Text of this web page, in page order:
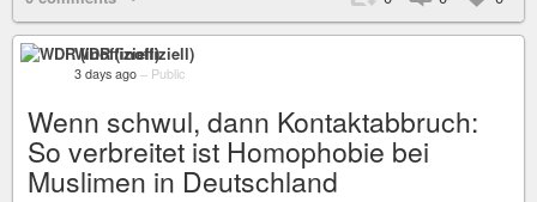
WDR (inoffiziell)
3 days ago – Public
Wenn schwul, dann Kontaktabbruch:
So verbreitet ist Homophobie bei
Muslimen in Deutschland